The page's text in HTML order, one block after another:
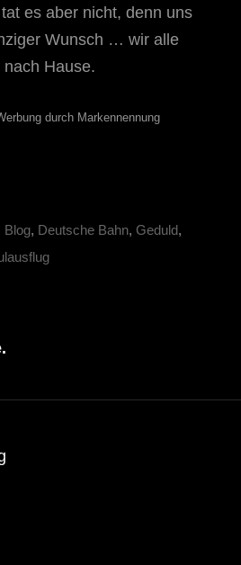
es aber nicht, denn uns
Wunsch … wir alle
Hause.
durch Markennennung
Blog, Deutsche Bahn, Geduld,